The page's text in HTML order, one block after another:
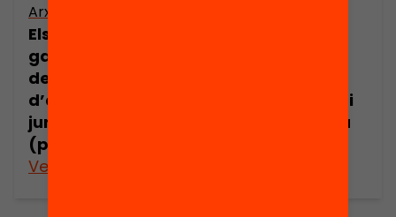
Arxiu
Els drets i les
garanties dels
demandants
d’asil en l’espai
jurídic europeu
(part 16)
Veure’n més
d’asil en l’espai
jurídic europeu